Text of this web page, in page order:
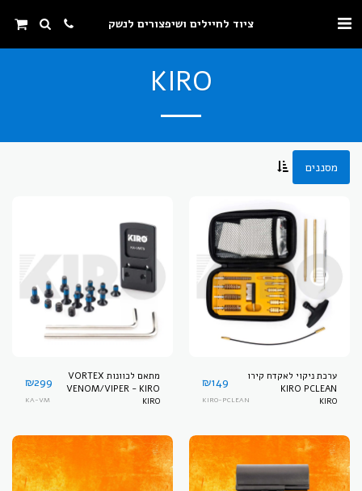
ציוד לחיילים ושיפצורים לנשק
KIRO
מסננים
ערכת ניקוי לאקדח קירו
KIRO PCLEAN
₪149
KIRO
KIRO-PCLEAN
מתאם לכוונות VORTEX
VENOM/VIPER - KIRO
₪299
KIRO
KA-VM